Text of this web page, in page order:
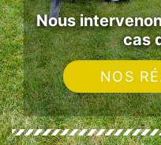
Nous
cas
NOS